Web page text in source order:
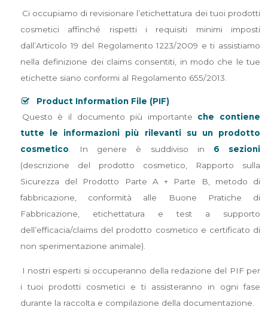
Ci occupiamo di revisionare l’etichettatura dei tuoi prodotti
cosmetici affinché rispetti i requisiti minimi imposti
dall’Articolo 19 del Regolamento 1223/2009 e ti assistiamo
nella definizione dei claims consentiti, in modo che le tue
etichette siano conformi al Regolamento 655/2013.
Product Information File (PIF)
Questo è il documento più importante che contiene
tutte le informazioni più rilevanti su un prodotto
cosmetico . In genere è suddiviso in
6 sezioni
(descrizione del prodotto cosmetico, Rapporto sulla
Sicurezza del Prodotto Parte A + Parte B, metodo di
fabbricazione, conformità alle Buone Pratiche di
Fabbricazione, etichettatura e test a supporto
dell’efficacia/claims del prodotto cosmetico e certificato di
non sperimentazione animale).
I nostri esperti si occuperanno della redazione del PIF per
i tuoi prodotti cosmetici e ti assisteranno in ogni fase
durante la raccolta e compilazione della documentazione.